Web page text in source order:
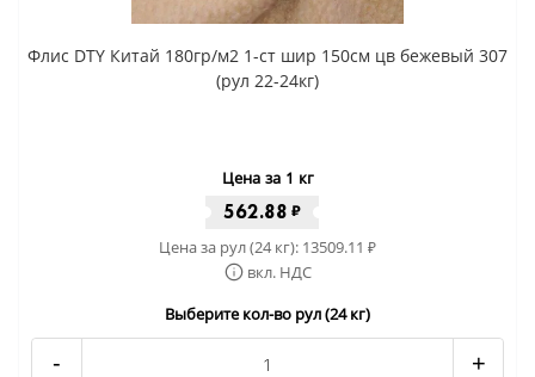
Флис DTY Китай 180гр/м2 1-ст шир 150см цв бежевый 307
(рул 22-24кг)
Цена за 1 кг
562.88 ₽
Цена за рул (24 кг): 13509.11 ₽
вкл. НДС
Выберите кол-во рул (24 кг)
- +